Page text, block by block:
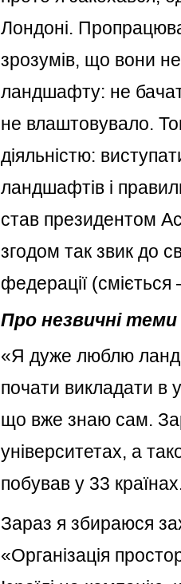
Лондоні.
зрозумів, що вони
ландшафту: не
не влаштовувало.
діяльністю:
ландшафтів і
став президентом
згодом так звик до
федерації
Про незвичні
«Я дуже люблю
почати викладати в
що вже знаю сам.
університетах, а
побував у 33
Зараз я збираюся
«Організація